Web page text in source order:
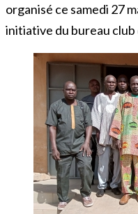
organisé ce samedi 27
initiative du bureau